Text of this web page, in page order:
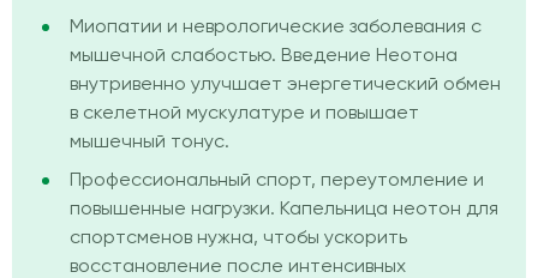
Миопатии и неврологические заболевания с
мышечной слабостью. Введение Неотона
внутривенно улучшает энергетический обмен
в скелетной мускулатуре и повышает
мышечный тонус.
Профессиональный спорт, переутомление и
повышенные нагрузки. Капельница неотон для
спортсменов нужна, чтобы ускорить
восстановление после интенсивных